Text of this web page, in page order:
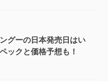
グーの日本発売日はい
ックと価格予想も！